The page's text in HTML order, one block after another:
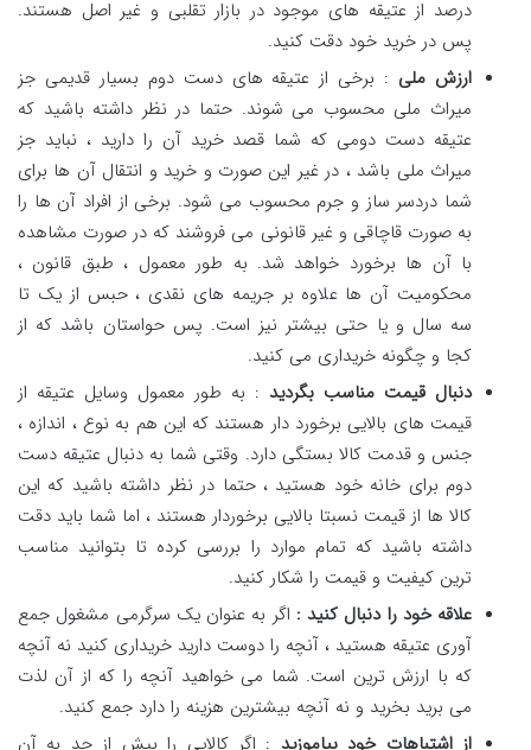
درصد از عتیقه های موجود در بازار تقلبی و غیر اصل هستند.
پس در خرید خود دقت کنید.
ارزش ملی : برخی از عتیقه های دست دوم بسیار قدیمی جز
میراث ملی محسوب می شوند. حتما در نظر داشته باشید که
عتیقه دست دومی که شما قصد خرید آن را دارید ، نباید جز
میراث ملی باشد ، در غیر این صورت و خرید و انتقال آن ها برای
شما دردسر ساز و جرم محسوب می شود. برخی از افراد آن ها را
به صورت قاچاقی و غیر قانونی می‌ فروشند که در صورت مشاهده
با آن ها برخورد خواهد شد. به طور معمول ، طبق قانون ،
محکومیت آن ها علاوه بر جریمه های نقدی ، حبس از یک تا
سه سال و یا حتی بیشتر نیز است. پس حواستان باشد که از
کجا و چگونه خریداری می کنید.
دنبال قیمت مناسب بگردید : به طور معمول وسایل عتیقه از
قیمت های بالایی برخورد دار هستند که این هم به نوع ، اندازه ،
جنس و قدمت کالا بستگی دارد. وقتی شما به دنبال عتیقه دست
دوم برای خانه خود هستید ، حتما در نظر داشته باشید که این
کالا ها از قیمت نسبتا بالایی برخوردار هستند ، اما شما باید دقت
داشته باشید که تمام موارد را بررسی کرده تا بتوانید مناسب
ترین کیفیت و قیمت را شکار کنید.
علاقه خود را دنبال کنید : اگر به عنوان یک سرگرمی مشغول جمع
آوری عتیقه هستید ، آنچه را دوست دارید خریداری کنید نه آنچه
که با ارزش ترین است. شما می خواهید آنچه را که از آن لذت
می برید بخرید و نه آنچه بیشترین هزینه را دارد جمع کنید.